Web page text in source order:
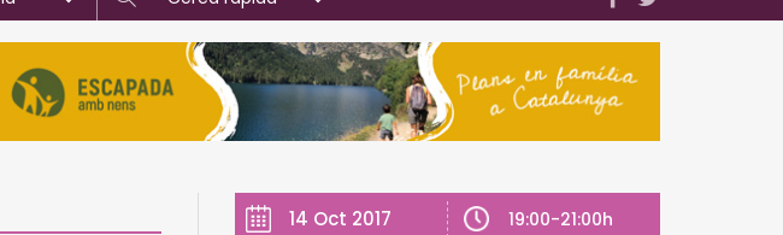
14 Oct 2017 19:00-21:00h